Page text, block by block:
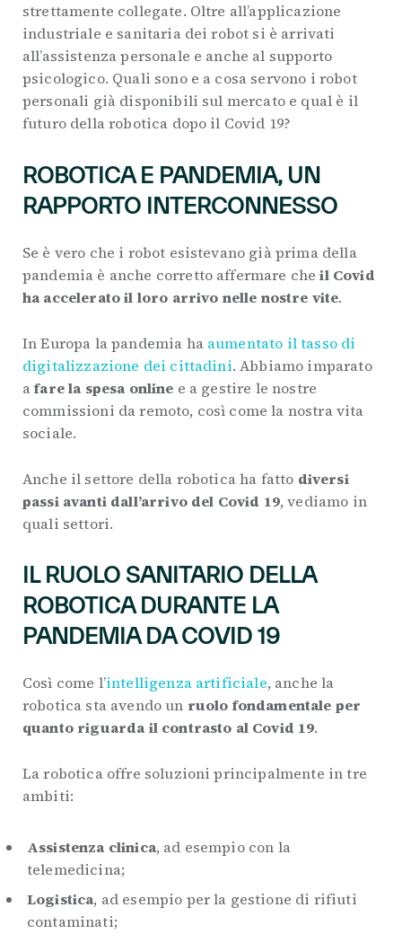
strettamente collegate. Oltre all’applicazione
industriale e sanitaria dei robot si è arrivati
all’assistenza personale e anche al supporto
psicologico. Quali sono e a cosa servono i robot
personali già disponibili sul mercato e qual è il
futuro della robotica dopo il Covid 19?
ROBOTICA E PANDEMIA, UN
RAPPORTO INTERCONNESSO
Se è vero che i robot esistevano già prima della
pandemia è anche corretto affermare cheil Covid
ha accelerato il loro arrivo nelle nostre vite.
In Europa la pandemia ha aumentato il tasso di
digitalizzazione dei cittadini. Abbiamo imparato
afare la spesa online e a gestire le nostre
commissioni da remoto, così come la nostra vita
sociale.
Anche il settore della robotica ha fatto diversi
passi avanti dall’arrivo del Covid 19, vediamo in
quali settori.
IL RUOLO SANITARIO DELLA
ROBOTICA DURANTE LA
PANDEMIA DA COVID 19
Così come l’intelligenza artificiale, anche la
robotica sta avendo un ruolo fondamentale per
quanto riguarda il contrasto al Covid 19.
La robotica offre soluzioni principalmente in tre
ambiti:
Assistenza clinica, ad esempio con la
telemedicina;
Logistica, ad esempio per la gestione di rifiuti
contaminati;